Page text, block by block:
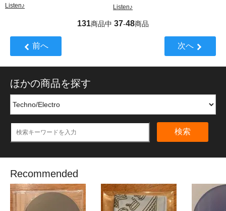
Listen♪
Listen♪
131商品中 37-48商品
前へ 次へ
ほかの商品を探す
検索
Recommended